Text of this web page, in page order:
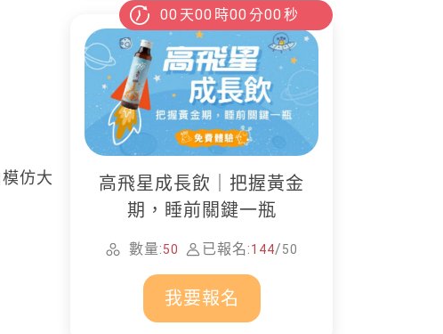
仿大
00 天00 時00 分00 秒
高飛星成長飲｜把握黃金
期，睡前關鍵一瓶
數量:50 已報名:144/50
我要報名